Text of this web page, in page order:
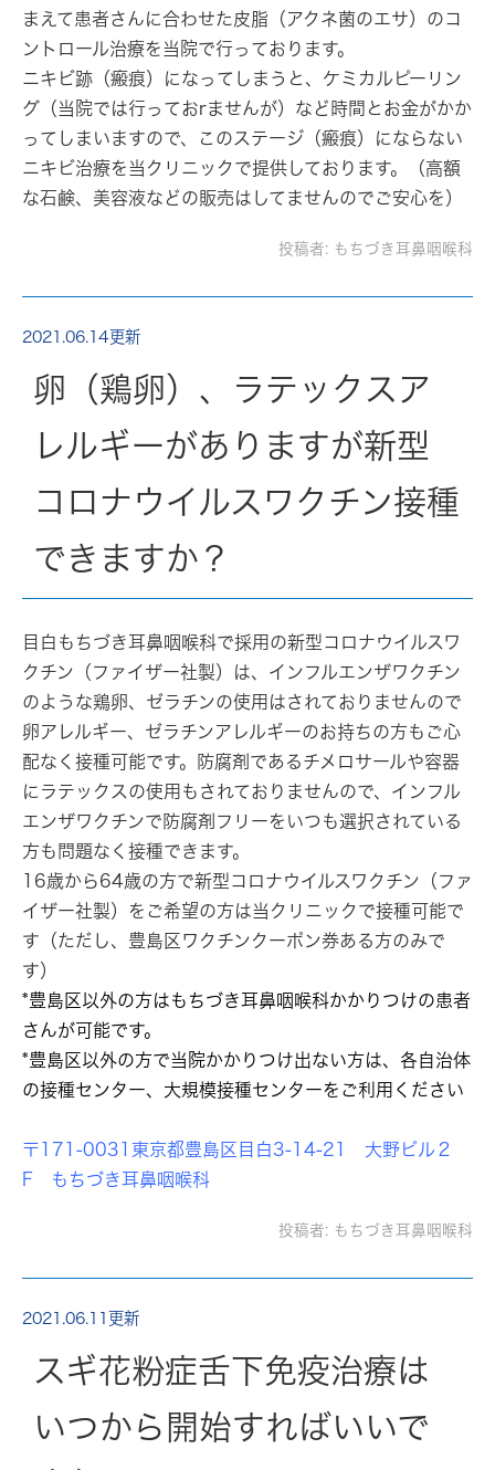
まえて患者さんに合わせた皮脂（アクネ菌のエサ）のコ
ントロール治療を当院で行っております。
ニキビ跡（瘢痕）になってしまうと、ケミカルピーリン
グ（当院では行っておrませんが）など時間とお金がかか
ってしまいますので、このステージ（瘢痕）にならない
ニキビ治療を当クリニックで提供しております。（高額
な石鹸、美容液などの販売はしてませんのでご安心を）
投稿者: もちづき耳鼻咽喉科
2021.06.14更新
卵（鶏卵）、ラテックスア
レルギーがありますが新型
コロナウイルスワクチン接種
できますか？
目白もちづき耳鼻咽喉科で採用の新型コロナウイルスワ
クチン（ファイザー社製）は、インフルエンザワクチン
のような鶏卵、ゼラチンの使用はされておりませんので
卵アレルギー、ゼラチンアレルギーのお持ちの方もご心
配なく接種可能です。防腐剤であるチメロサールや容器
にラテックスの使用もされておりませんので、インフル
エンザワクチンで防腐剤フリーをいつも選択されている
方も問題なく接種できます。
16歳から64歳の方で新型コロナウイルスワクチン（ファ
イザー社製）をご希望の方は当クリニックで接種可能で
す（ただし、 豊島区ワクチンクーポン券ある方のみで
す）
*豊島区以外の方はもちづき耳鼻咽喉科かかりつけの患者
さんが可能です。
*豊島区以外の方で当院かかりつけ出ない方は、各自治体
の接種センター、大規模接種センターをご利用ください
〒171-0031東京都豊島区目白3-14-21 大野ビル２
F もちづき耳鼻咽喉科
投稿者: もちづき耳鼻咽喉科
2021.06.11更新
スギ花粉症舌下免疫治療は
いつから開始すればいいで